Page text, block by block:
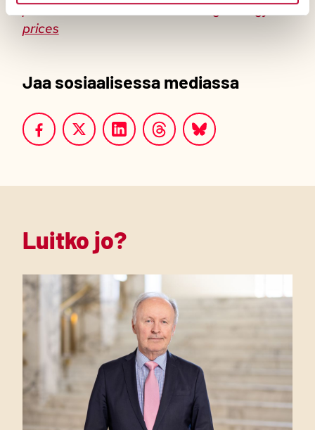
policies-shield-consumers-rising-energy-
prices
Jaa sosiaalisessa mediassa
Luitko jo?